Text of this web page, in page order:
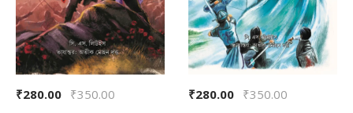
₹280.00 ₹350.00 ₹280.00 ₹350.00